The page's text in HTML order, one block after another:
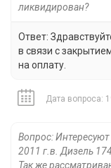
ликвидирован?
Ответ:
в связи с
на оплату.
Дата вопроса:
Вопрос:
2011 г.в. Дизель
Так же